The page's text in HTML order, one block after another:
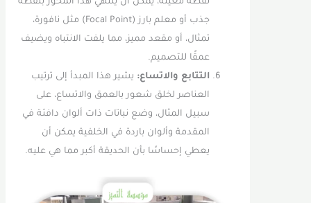
نقطة معينة، يمكن أن ينتهي هذا المحور بنقطة
جذب أو معلم بارز (Focal Point) مثل نافورة،
تمثال، أو مقعد مميز، مما يلفت الانتباه ويضيف
عمقًا للتصميم.
التتابع والاتساع:يشير هذا المبدأ إلى ترتيب
العناصر لخلق شعور بالعمق والاتساع، على
سبيل المثال، وضع نباتات ذات ألوان دافئة في
المقدمة وألوان باردة في الخلفية يمكن أن
يعطي إحساسًا بأن الحديقة أكبر مما هي عليه.